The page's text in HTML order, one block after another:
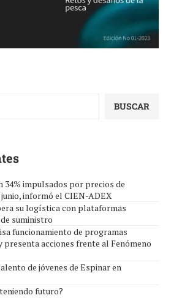
BUSCAR
impulsados por precios de
informó el CIEN-ADEX
su logística con plataformas
suministro
funcionamiento de programas
presenta acciones frente al Fenómeno
de jóvenes de Espinar en
futuro?